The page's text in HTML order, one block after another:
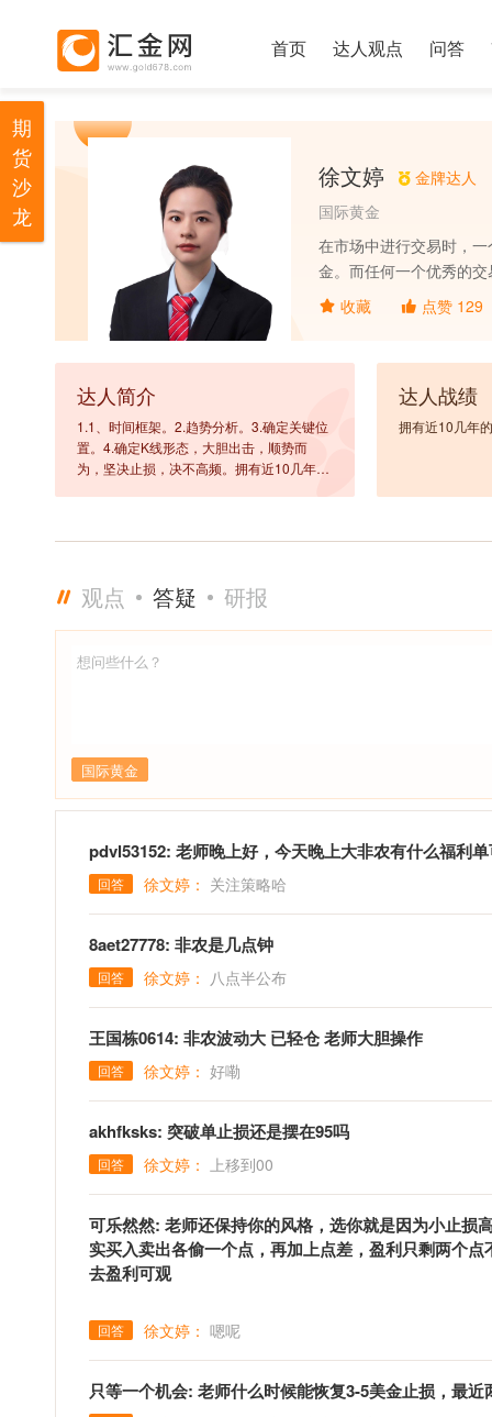
首页 达人观点 问答
徐文婷
金牌达人
国际黄金
在市场中进行交易时，
金。而任何一个优秀的
置。4.确定K线形态，
收藏 点赞 129
达人简介
1.1、时间框架。2.趋势分析。3.确定关键位
置。4.确定K线形态，大胆出击，顺势而
为，坚决止损，决不高频。拥有近10几年的
达人战绩
拥有近10几年
观点 答疑 研报
国际黄金
pdvl53152: 老师晚上好，今天晚上大非农有什么福利
回答 徐文婷： 关注策略哈
8aet27778: 非农是几点钟
回答 徐文婷： 八点半公布
王国栋0614: 非农波动大 已轻仓 老师大胆操作
回答 徐文婷： 好嘞
akhfksks: 突破单止损还是摆在95吗
回答 徐文婷： 上移到00
可乐然然: 老师还保持你的风格，选你就是因为小止损
实买入卖出各偷一个点，再加上点差，盈利只剩两个
去盈利可观
回答 徐文婷： 嗯呢
只等一个机会: 老师什么时候能恢复3-5美金止损，最
期
货
沙
龙